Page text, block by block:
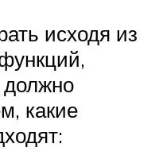
исходя из
должно
какие